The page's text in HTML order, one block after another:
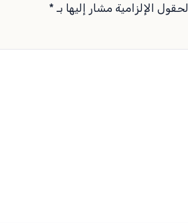
الحقول الإلزامية مشار إليها بـ*